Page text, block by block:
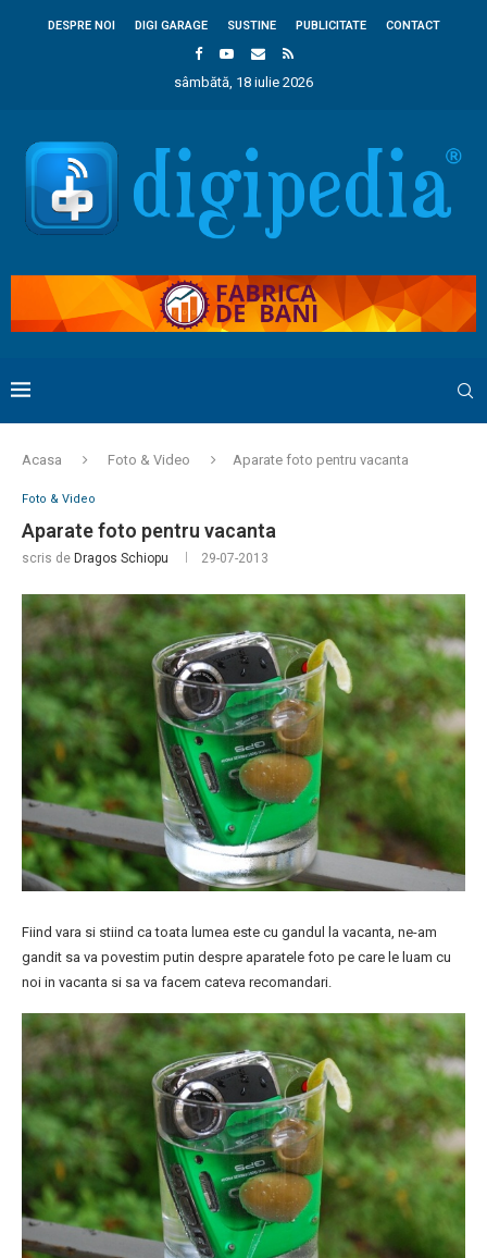
DESPRE NOI DIGI GARAGE SUSTINE PUBLICITATE CONTACT
sâmbătă, 18 iulie 2026
Acasa Foto & Video Aparate foto pentru vacanta
Foto & Video
Aparate foto pentru vacanta
scris de Dragos Schiopu 29-07-2013
Fiind vara si stiind ca toata lumea este cu gandul la vacanta, ne-am
gandit sa va povestim putin despre aparatele foto pe care le luam cu
noi in vacanta si sa va facem cateva recomandari.